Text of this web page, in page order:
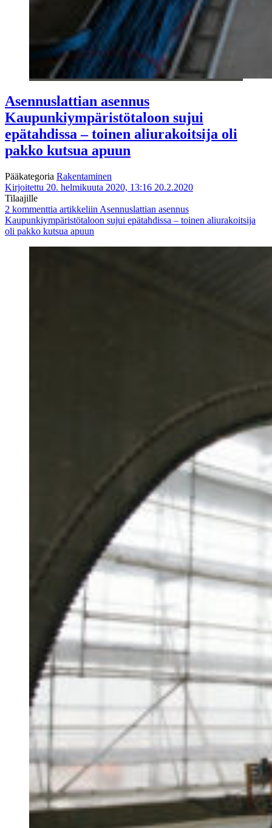
Asennuslattian asennus
Kaupunkiympäristötaloon sujui
epätahdissa – toinen aliurakoitsija oli
pakko kutsua apuun
Pääkategoria Rakentaminen
Kirjoitettu 20. helmikuuta 2020, 13:16 20.2.2020
Tilaajille
2 kommenttia artikkeliin Asennuslattian asennus
Kaupunkiympäristötaloon sujui epätahdissa – toinen aliurakoitsija
oli pakko kutsua apuun